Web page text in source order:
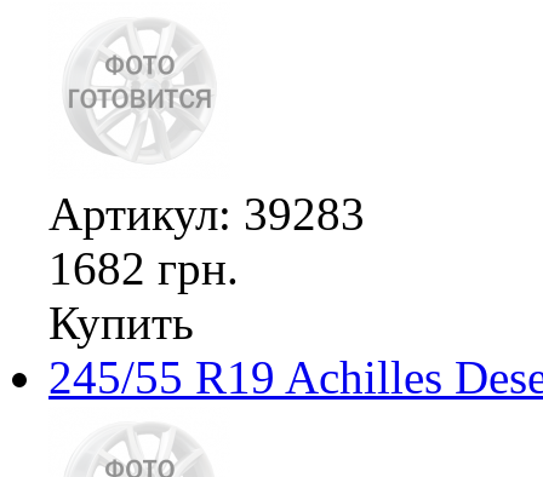
Артикул: 39283
1682 грн.
Купить
245/55 R19 Achilles